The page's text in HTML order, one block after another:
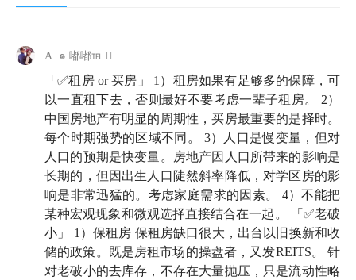
是雨白。
今天，我们又迎来了大家喜闻乐见的房产万事屋系列！
这期节目比较特殊，是我们上海线下活动的精华版。前
两周，我们和上百位听友坐下来，围绕最近频繁落地的
楼市新政聊了聊天，探讨和回应当下大家最关心也是最
有共性的问题。
今年以来，房产配置的难度明显升级。所以，我们房产
万事屋的嘉宾阵容也加码了。这次做客万事屋的三位嘉
宾，不仅有我们的老朋友大卫翁和杨天楠，还有一位新
A. ๑ 嘟嘟℡ 
「✅租房 or 买房」 1）租房如果有足够多的保障，可
以一直租下去，否则最好不要考虑一辈子租房。 2）
中国房地产有明显的周期性，买房最重要的是择时。
每个时期强势的区域不同。 3）人口是慢变量，但对
人口的预期是快变量。房地产因人口所带来的影响是
长期的，但因出生人口陡然斜率降低，对学区房的影
响是非常迅猛的。考虑家庭需求的因素。 4）不能把
某种宏观现象和微观选择直接结合在一起。 「✅老破
小」 1）保租房 保租房缺口很大，出台以旧换新和收
储的政策。既是房租市场的操盘者，又发REITS。 针
对老破小的去库存，不存在大量抛压，只是流动性略